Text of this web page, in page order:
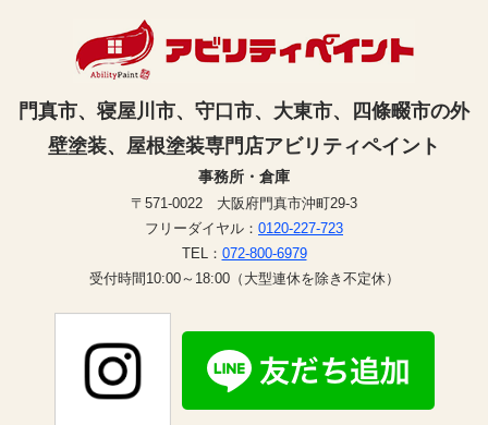
門真市、寝屋川市、守口市、大東市、四條畷市の外
壁塗装、屋根塗装専門店アビリティペイント
事務所・倉庫
〒571-0022 大阪府門真市沖町29-3
フリーダイヤル： 0120-227-723
TEL： 072-800-6979
受付時間10:00～18:00（大型連休を除き不定休）